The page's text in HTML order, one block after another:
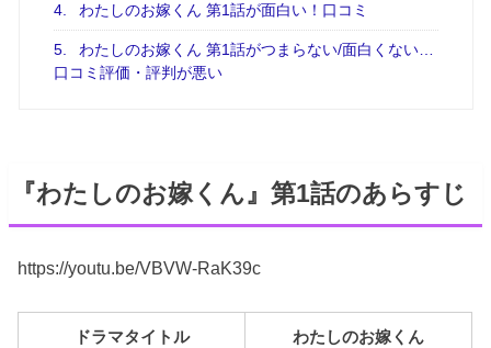
4. わたしのお嫁くん 第1話が面白い！口コミ
5.
わたしのお嫁くん 第1話がつまらない/面白くない…
口コミ評価・評判が悪い
『わたしのお嫁くん』第1話のあらすじ
https://youtu.be/VBVW-RaK39c
ドラマタイトル わたしのお嫁くん